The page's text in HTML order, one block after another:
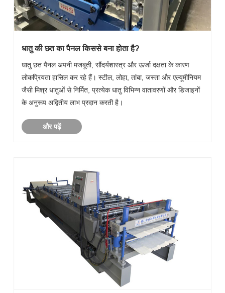
धातु की छत का पैनल किससे बना होता है?
धातु छत पैनल अपनी मजबूती, सौंदर्यशास्त्र और ऊर्जा दक्षता के कारण
लोकप्रियता हासिल कर रहे हैं। स्टील, लोहा, तांबा, जस्ता और एल्यूमीनियम
जैसी मिश्र धातुओं से निर्मित, प्रत्येक धातु विभिन्न वातावरणों और डिजाइनों
के अनुरूप अद्वितीय लाभ प्रदान करती है।
और पढ़ें